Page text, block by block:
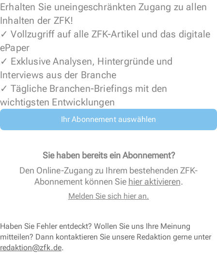
Erhalten Sie uneingeschränkten Zugang zu allen
Inhalten der ZFK!
✓ Vollzugriff auf alle ZFK-Artikel und das digitale
ePaper
✓ Exklusive Analysen, Hintergründe und
Interviews aus der Branche
✓ Tägliche Branchen-Briefings mit den
wichtigsten Entwicklungen
Ihr Abonnement auswählen
Sie haben bereits ein Abonnement?
Den Online-Zugang zu Ihrem bestehenden ZFK-
Abonnement können Sie hier aktivieren.
Melden Sie sich hier an.
Haben Sie Fehler entdeckt? Wollen Sie uns Ihre Meinung
mitteilen? Dann kontaktieren Sie unsere Redaktion gerne unter
redaktion@zfk.de.